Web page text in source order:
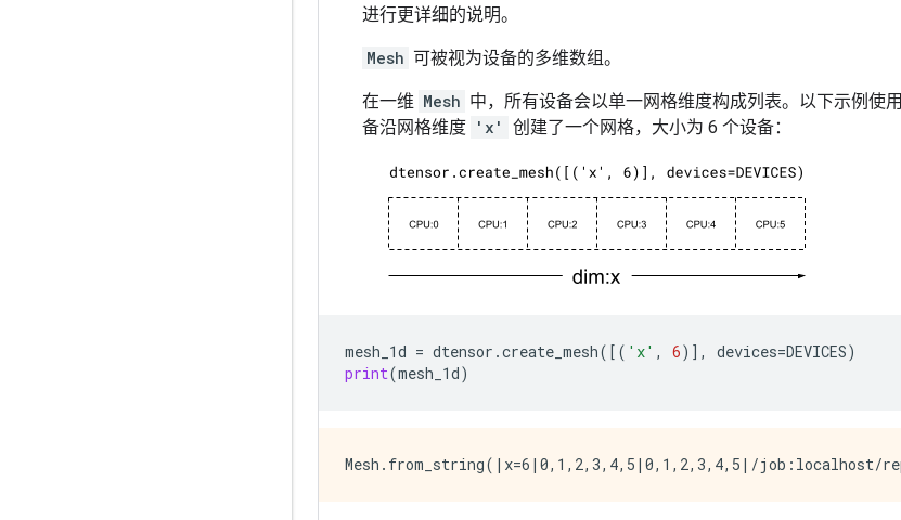
进行更详细的说明。
Mesh 可被视为设备的多维数组。
在一维 Mesh 中，所有设备会以单一网格维度构成列表。以下示例使用
备沿网格维度 'x' 创建了一个网格，大小为 6 个设备：
mesh_1d = dtensor .create_mesh([( 'x' , 6)], devices=DEVICES)
print(mesh_1d)